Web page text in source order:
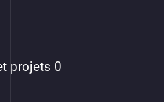
projets 0